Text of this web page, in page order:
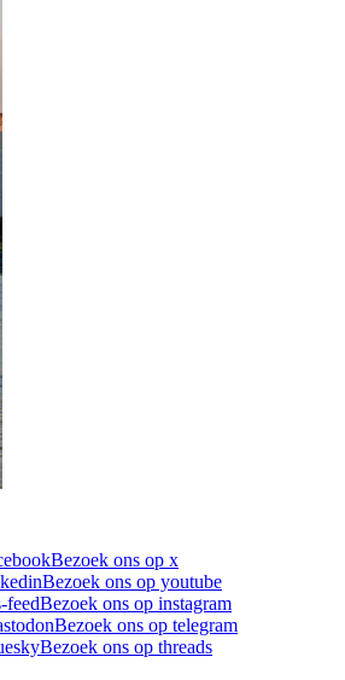
Bezoek ons op x
Bezoek ons op youtube
feedBezoek ons op instagram
Bezoek ons op telegram
Bezoek ons op threads